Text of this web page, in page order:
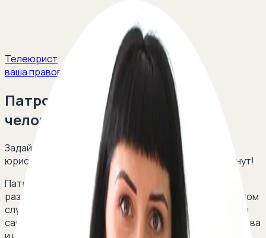
Телеюрист
ваша правовая защита
Патронаж над пожилым
человеком
Задайте свой вопрос и получите ответ опытных
юристов в сфере семейного права в течение 5 минут!
Патронаж над пожилым человеком является
разновидностью опеки и может быть установлен в том
случае, если он по состоянию здоровья не способен
самостоятельно осуществлять и защищать свои права